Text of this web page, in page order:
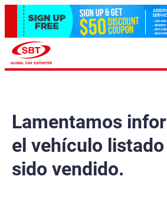
Lamentamos
el vehículo
sido vendido.